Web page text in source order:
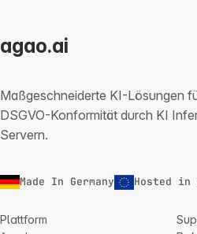
agao.ai
Maßgeschneiderte KI-Lösungen
DSGVO-Konformität durch KI
Servern.
Made In Germany Hosted in
Plattform